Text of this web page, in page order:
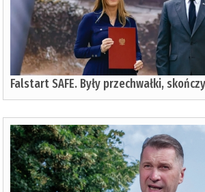
Falstart SAFE. Były przechwałki,